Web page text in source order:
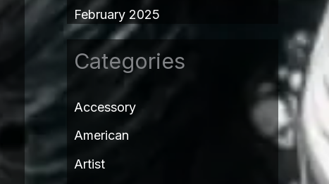
February 2025
Categories
Accessory
American
Artist